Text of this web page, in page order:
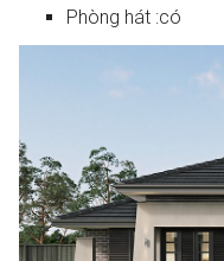
Phòng hát :có